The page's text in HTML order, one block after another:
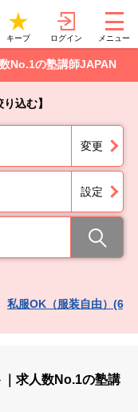
キープ ログイン メニュー
No.1の塾講師JAPAN
込む】
変更
設定
私服OK（服装自由）(6)
｜求人数No.1の塾講